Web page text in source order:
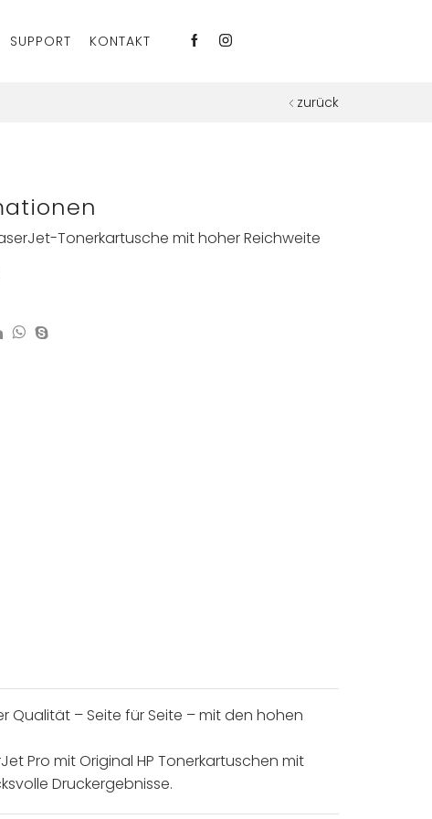
SUPPORT KONTAKT
zurück
Tonerkartusche mit hoher Reichweite
Qualität – Seite für Seite – mit den hohen
Pro mit Original HP Tonerkartuschen mit
Druckergebnisse.